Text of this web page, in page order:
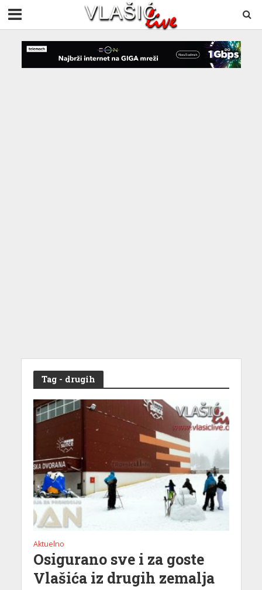
Tag - drugih
Aktuelno
Osigurano sve i za goste
Vlašića iz drugih zemalja